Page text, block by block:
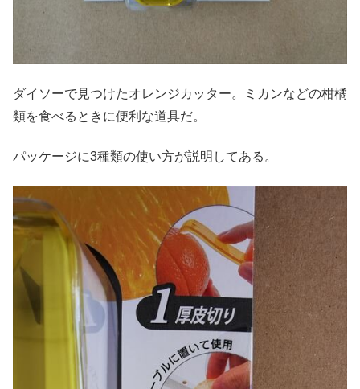
ダイソーで見つけたオレンジカッター。ミカンなどの柑橘
類を食べるときに便利な道具だ。
パッケージに3種類の使い方が説明してある。